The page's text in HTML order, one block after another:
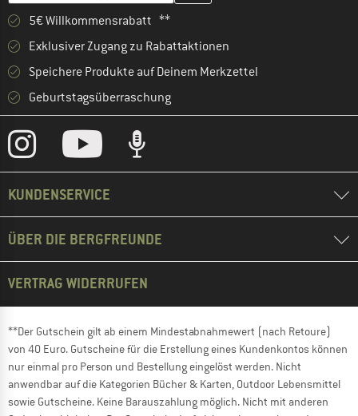
5€ Willkommensrabatt **
Exklusiver Zugang zu Rabattaktionen
Speichere Produkte auf Deinem Merkzettel
Geburtstagsüberraschung
KUNDENSERVICE
ÜBER DIE BERGFREUNDE
VERTRAG WIDERRUFEN
**Der Gutschein gilt ab einem Mindestabnahmewert (nach Retoure)
von 40 Euro. Gutscheine für die Erstellung eines Kundenkontos können
nur einmal pro Person und Bestellung eingelöst werden. Nicht
anwendbar auf die Kategorien Bücher & Karten, Outdoor Lebensmittel
sowie Gutscheine. Keine Barauszahlung möglich. Nicht mit anderen